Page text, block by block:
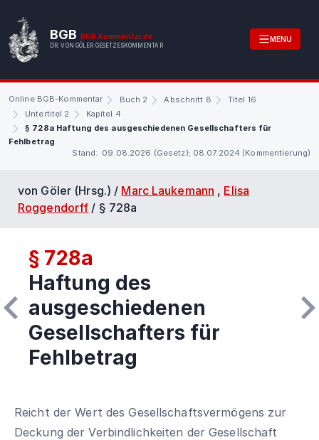
BGB BGB.Kommentar.de
DR. VON GÖLER GESETZESKOMMENTAR
MENU
Online BGB-Kommentar Buch 2 Abschnitt 8
Titel 16
Untertitel 2
Kapitel 4
§ 728a Haftung des ausgeschiedenen Gesellschafters für
Fehlbetrag
Stand: 09.08.2026 (Gesetz); 08.07.2024 (Kommentierung)
von Göler (Hrsg.) / Marc Laukemann , Elisa
Roggendorff / § 728a
§ 728a
Haftung des
ausgeschiedenen
Gesellschafters für
Fehlbetrag
Reicht der Wert des Gesellschaftsvermögens zur
Deckung der Verbindlichkeiten der Gesellschaft